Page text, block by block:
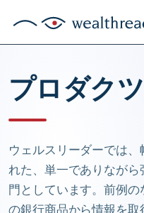
プロダクツ
ウェルスリーダーでは
れた、単一でありなが
門としています。前例
の銀行商品から情報を